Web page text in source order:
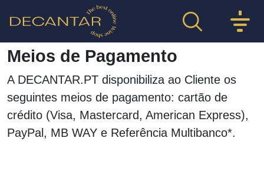
Meios de Pagamento
A DECANTAR.PT disponibiliza ao Cliente os
seguintes meios de pagamento: cartão de
crédito (Visa, Mastercard, American Express),
PayPal, MB WAY e Referência Multibanco*.